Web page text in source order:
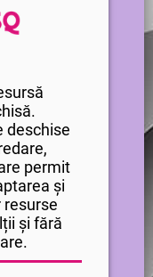
deschise
permit
și
și fără